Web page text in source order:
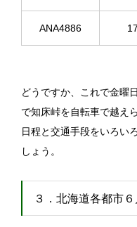
ANA4886
どうですか、これで金曜
で知床峠を自転車で越え
日程と交通手段をいろい
しょう。
３．北海道各都市